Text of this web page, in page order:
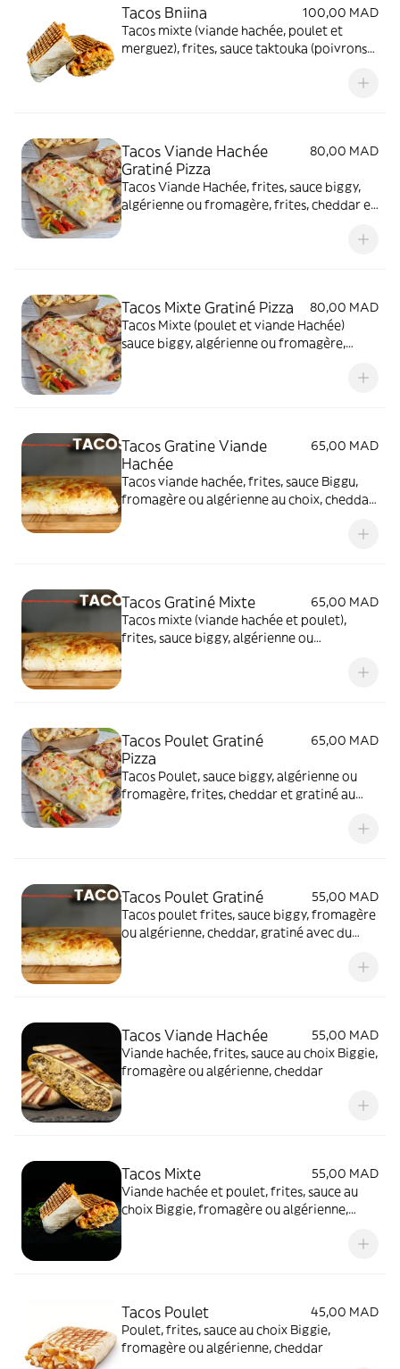
Tacos Bniina
100,00 MAD
Tacos mixte (viande hachée, poulet et
merguez), frites, sauce taktouka (poivrons
Tacos Viande Hachée
Gratiné Pizza
80,00 MAD
Tacos Viande Hachée, frites, sauce biggy,
algérienne ou fromagère, frites, cheddar et
Tacos Mixte Gratiné Pizza
80,00 MAD
Tacos Mixte (poulet et viande Hachée)
sauce biggy, algérienne ou fromagère,
Tacos Gratine Viande
Hachée
65,00 MAD
Tacos viande hachée, frites, sauce Biggu,
fromagère ou algérienne au choix, cheddar,
Tacos Gratiné Mixte
65,00 MAD
Tacos mixte (viande hachée et poulet),
frites, sauce biggy, algérienne ou
Tacos Poulet Gratiné
Pizza
65,00 MAD
Tacos Poulet, sauce biggy, algérienne ou
fromagère, frites, cheddar et gratiné au
Tacos Poulet Gratiné
55,00 MAD
Tacos poulet frites, sauce biggy, fromagère
ou algérienne, cheddar, gratiné avec du
Tacos Viande Hachée
55,00 MAD
Viande hachée, frites, sauce au choix Biggie,
fromagère ou algérienne, cheddar
Tacos Mixte
55,00 MAD
Viande hachée et poulet, frites, sauce au
choix Biggie, fromagère ou algérienne,
Tacos Poulet
45,00 MAD
Poulet, frites, sauce au choix Biggie,
fromagère ou algérienne, cheddar